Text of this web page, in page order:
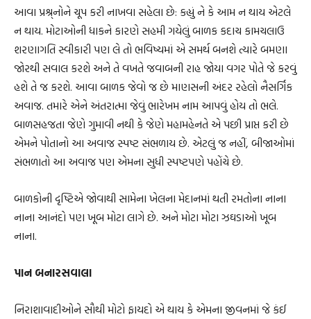
આવા પ્રશ્ર્નોને ચૂપ કરી નાખવા સહેલા છે: કહ્યું ને કે આમ ન થાય એટલે
ન થાય. મોટાઓની ધાકને કારણે સહમી ગયેલું બાળક કદાચ કામચલાઉ
શરણાગતિ સ્વીકારી પણ લે તો ભવિષ્યમાં એ સમર્થ બનશે ત્યારે બમણા
જોરથી સવાલ કરશે અને તે વખતે જવાબની રાહ જોયા વગર પોતે જે કરવું
હશે તે જ કરશે. આવા બાળક જેવો જ છે માણસની અંદર રહેલો નૈસર્ગિક
અવાજ. તમારે એને અંતરાત્મા જેવું ભારેખમ નામ આપવું હોય તો ભલે.
બાળસહજતા જેણે ગુમાવી નથી કે જેણે મહામહેનતે એ પછી પ્રાપ્ત કરી છે
એમને પોતાનો આ અવાજ સ્પષ્ટ સંભળાય છે. એટલું જ નહીં, બીજાઓમાં
સંભળાતો આ અવાજ પણ એમના સુધી સ્પષ્ટપણે પહોંચે છે.
બાળકોની દૃષ્ટિએ જોવાથી સામેના ખેલના મેદાનમાં થતી રમતોના નાના
નાના આનંદો પણ ખૂબ મોટા લાગે છે. અને મોટા મોટા ઝઘડાઓ ખૂબ
નાના.
પાન બનારસવાલા
નિરાશાવાદીઓને સૌથી મોટો ફાયદો એ થાય કે એમના જીવનમાં જે કંઈ